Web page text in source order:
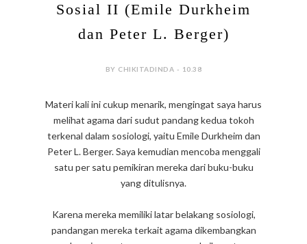
Sosial II (Emile Durkheim
dan Peter L. Berger)
BY CHIKITADINDA - 10.38
Materi kali ini cukup menarik, mengingat saya harus
melihat agama dari sudut pandang kedua tokoh
terkenal dalam sosiologi, yaitu Emile Durkheim dan
Peter L. Berger. Saya kemudian mencoba menggali
satu per satu pemikiran mereka dari buku-buku
yang ditulisnya.
Karena mereka memiliki latar belakang sosiologi,
pandangan mereka terkait agama dikembangkan